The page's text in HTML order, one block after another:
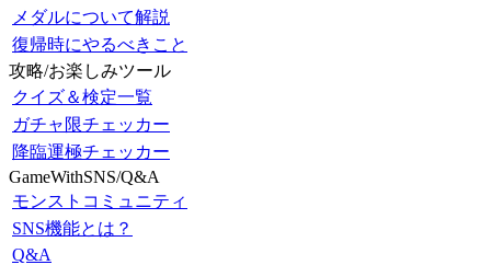
メダルについて解説
復帰時にやるべきこと
攻略/お楽しみツール
クイズ＆検定一覧
ガチャ限チェッカー
降臨運極チェッカー
GameWithSNS/Q&A
モンストコミュニティ
SNS機能とは？
Q&A